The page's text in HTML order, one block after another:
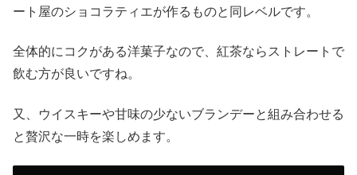
ート屋のショコラティエが作るものと同レベルです。
全体的にコクがある洋菓子なので、紅茶ならストレートで
飲む方が良いですね。
又、ウイスキーや甘味の少ないブランデーと組み合わせる
と贅沢な一時を楽しめます。